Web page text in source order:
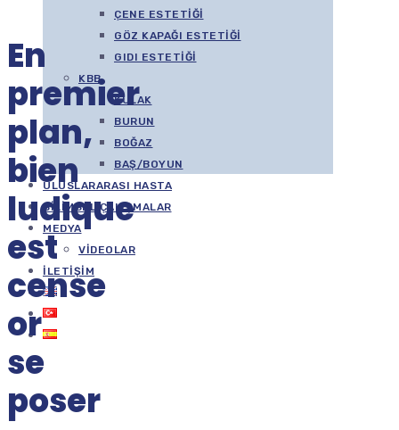
ÇENE ESTETIĞI
GÖZ KAPAĞI ESTETIĞI
GIDI ESTETIĞI
KBB
KULAK
BURUN
BOĞAZ
BAŞ/BOYUN
ULUSLARARASI HASTA
BILIMSEL ÇALIŞMALAR
MEDYA
VIDEOLAR
İLETIŞIM
En
premier
plan,
bien
ludique
est
cense
or
se
poser